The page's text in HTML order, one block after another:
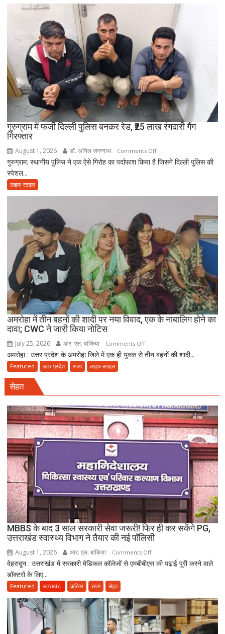
भक्ति
अंतिम
नहीं
आई
आत्मनिर्भर
बेटियां,
चिता
पर
अकेले
विदा
हो
वृद्धाश्रम
गुरुग्राम में फर्जी दिल्ली पुलिस बनकर रेड, ₹25 लाख रंगदारी गैंग
गिरफ्तार
August 1, 2026 डॉ. अनिल जगन्नाथ Comments Offon
गुरुग्राम
दिल्ली
रेड,
₹25
लाख
रंगदारी
गैंग
गिरफ्तार
गुरुग्राम: स्थानीय पुलिस ने एक ऐसे गिरोह का पर्दाफाश किया है जिसने दिल्ली पुलिस की
स्पेशल...
लाइफ स्टाइल
अमरोहा में तीन बहनों की शादी पर नया विवाद, एक के नाबालिग होने का
दावा; CWC ने जारी किया नोटिस
July 25, 2026 आर. एल. बांकिया Comments Offon
अमरोहा
की
शादी
पर
नया
विवाद,
के
नाबालिग
का
दावा;
CWC
ने
जारी
किया
नोटिस
अमरोहा : उत्तर प्रदेश के अमरोहा जिले में एक ही युवक से तीन बहनों की शादी...
Featured उत्तर प्रदेश राज्य लाइफ स्टाइल
सेहत
MBBS के बाद 3 साल सरकारी सेवा जरूरी! फिर ही कर सकेंगे PG,
उत्तराखंड स्वास्थ्य विभाग ने तैयार की नई पॉलिसी
August 1, 2026 आर. एल. बांकिया Comments Offon
MBBS
3
साल
सरकारी
सेवा
देहरादून : उत्तराखंड में सरकारी मेडिकल कॉलेजों से एमबीबीएस की पढ़ाई पूरी करने वाले
डॉक्टरों के लिए...
Featured उत्तराखंड करियर राज्य सेहत